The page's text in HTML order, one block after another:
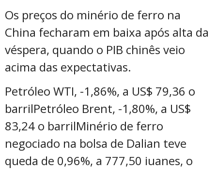
Os preços do minério de ferro na
China fecharam em baixa após alta da
véspera, quando o PIB chinês veio
acima das expectativas.
Petróleo WTI, -1,86%, a US$ 79,36 o
barrilPetróleo Brent, -1,80%, a US$
83,24 o barrilMinério de ferro
negociado na bolsa de Dalian teve
queda de 0,96%, a 777,50 iuanes, o